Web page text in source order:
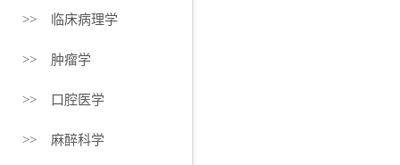
>> 临床病理学
>> 肿瘤学
>> 口腔医学
>> 麻醉科学